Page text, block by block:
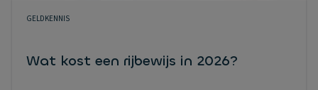
GELDKENNIS
Wat kost een rijbewijs in 2026?